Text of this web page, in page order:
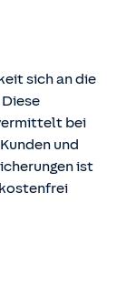
internet.de
sich an die
bei
und
ist